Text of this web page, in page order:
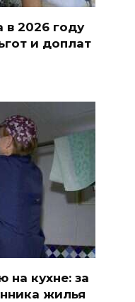
в 2026 году
и доплат
на кухне: за
жилья